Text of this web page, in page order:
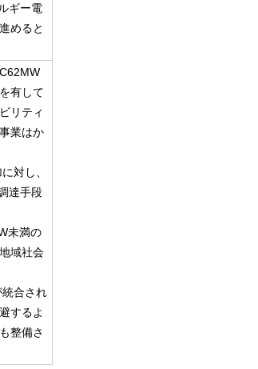
ギー電
めると
有して
リティ
業はか
対し、
達手段
未満の
域社会
統合され
するよ
整備さ